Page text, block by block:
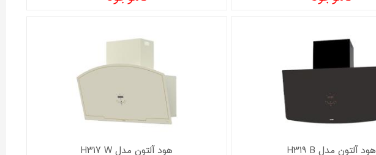
هود آلتون مدل H319 B هود آلتون مدل H317 W